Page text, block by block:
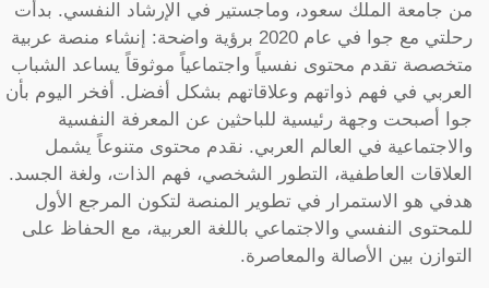
من جامعة الملك سعود، وماجستير في الإرشاد النفسي. بدأت
رحلتي مع جوا في عام 2020 برؤية واضحة: إنشاء منصة عربية
متخصصة تقدم محتوى نفسياً واجتماعياً موثوقاً يساعد الشباب
العربي في فهم ذواتهم وعلاقاتهم بشكل أفضل. أفخر اليوم بأن
جوا أصبحت وجهة رئيسية للباحثين عن المعرفة النفسية
والاجتماعية في العالم العربي. نقدم محتوى متنوعاً يشمل
العلاقات العاطفية، التطور الشخصي، فهم الذات، ولغة الجسد.
هدفي هو الاستمرار في تطوير المنصة لتكون المرجع الأول
للمحتوى النفسي والاجتماعي باللغة العربية، مع الحفاظ على
التوازن بين الأصالة والمعاصرة.